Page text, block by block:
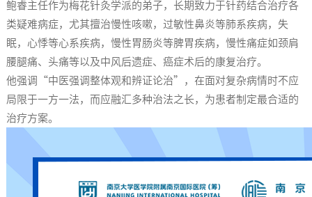
鲍睿主任作为梅花针灸学派的弟子，长期致力于针药结合治疗各
类疑难病症，尤其擅治慢性咳嗽，过敏性鼻炎等肺系疾病，失
眠，心悸等心系疾病，慢性胃肠炎等脾胃疾病，慢性痛症如颈肩
腰腿痛、头痛等以及中风后遗症、癌症术后的康复治疗。
他强调“中医强调整体观和辨证论治”，在面对复杂病情时不应
局限于一方一法，而应融汇多种治法之长，为患者制定最合适的
治疗方案。